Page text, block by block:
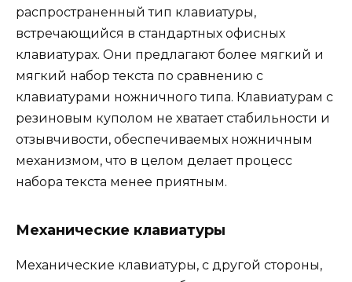
распространенный тип клавиатуры,
встречающийся в стандартных офисных
клавиатурах. Они предлагают более мягкий и
мягкий набор текста по сравнению с
клавиатурами ножничного типа. Клавиатурам с
резиновым куполом не хватает стабильности и
отзывчивости, обеспечиваемых ножничным
механизмом, что в целом делает процесс
набора текста менее приятным.
Механические клавиатуры
Механические клавиатуры, с другой стороны,